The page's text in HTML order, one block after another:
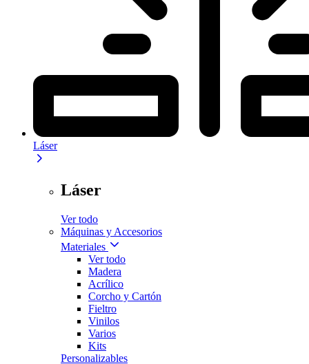
Láser
Láser
Ver todo
Máquinas y Accesorios
Materiales
Ver todo
Madera
Acrílico
Corcho y Cartón
Fieltro
Vinilos
Varios
Kits
Personalizables